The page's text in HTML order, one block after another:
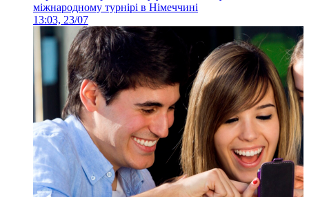
міжнародному турнірі в Німеччині
13:03, 23/07